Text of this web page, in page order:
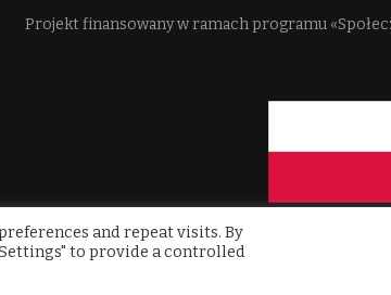
Projekt finansowany w ramach programu
and repeat visits. By
to provide a controlled